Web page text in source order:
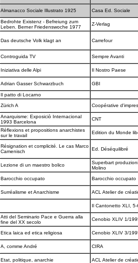
Almanacco Sociale Illustrato 1925 Casa Ed. Sociale
Bedrohte Existenz - Befreiung zum
Leben. Berner Friedenswoche 1977
Z-Verlag
Das deutsche Volk klagt an Carrefour
Controguida TV Sempre Avanti
Iniziativa delle Alpi Il Nostro Paese
Adrian Gasser Schwarzbuch GBI
Il patto di Locarno
Zürich A Coopérative
Anarquisme: Exposiciò Internacional
1993 Barcelona
CNT
Réflexions et propositions anarchistes
sur le travail
Edition du Monde
Résignation et complicité. Le cas Marco
Camenisch
Ed. Déséquilibré
Lezione di un maestro bolico
Superbart
Molino
Barocchio occupato Barocchio occupato
Surréalisme et Anarchisme ACL Atelier de
Il Cantonetto XLI,
Atti del Seminario Pace e Guerra alla
fine del XX secolo
Cenobio XLIV 1/
Etica laica ed etica religiosa Cenobio XLIV 3/
A, comme André CIRA
Etat, politique, anarchie ACL Atelier de